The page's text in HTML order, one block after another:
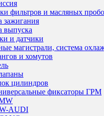
фильтров и масляных
зажигания
выпуска
и датчики
магистрали, система
и хомутов
цилиндров
фиксаторы ГРМ
AUDI